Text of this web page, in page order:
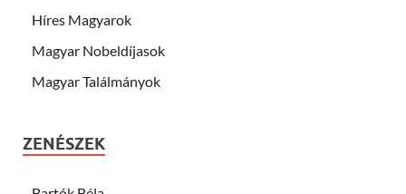
Híres Magyarok
Magyar Nobeldíjasok
Magyar Találmányok
ZENÉSZEK